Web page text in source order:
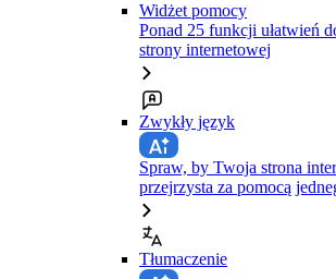
Widżet pomocy
Ponad 25 funkcji ułatwień
strony internetowej
Zwykły język
Spraw, by Twoja strona
przejrzysta za pomocą
Tłumaczenie